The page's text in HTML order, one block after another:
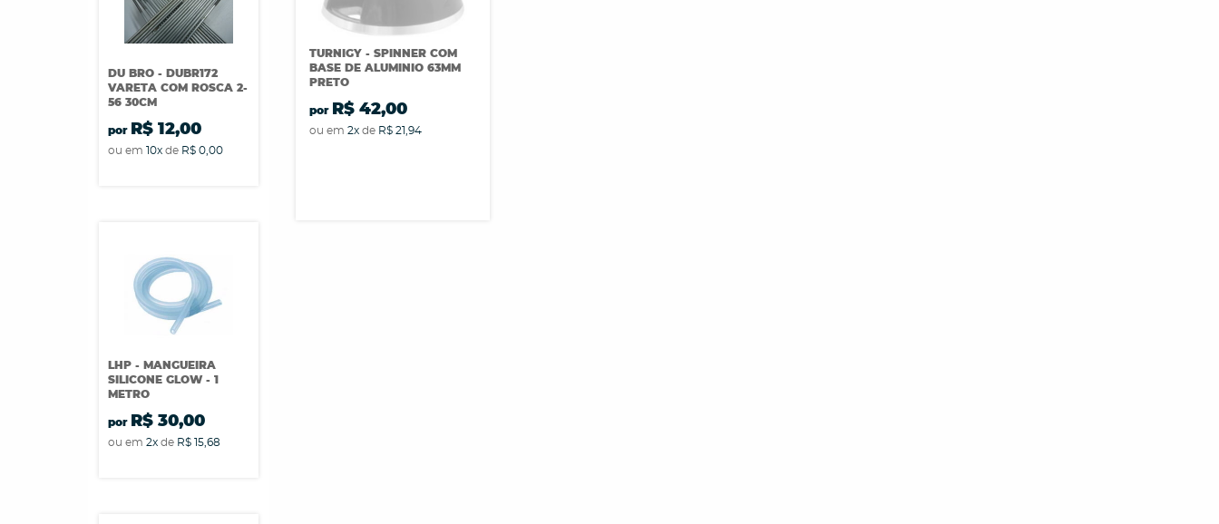
DU BRO - DUBR172
VARETA COM ROSCA 2-
56 30CM
por R$ 12,00
ou em 10xde R$ 0,00
LHP - MANGUEIRA
SILICONE GLOW - 1
METRO
por R$ 30,00
ou em 2xde R$ 15,68
TURNIGY - SPINNER COM
BASE DE ALUMINIO 63MM
PRETO
por R$ 42,00
ou em2x de R$ 21,94